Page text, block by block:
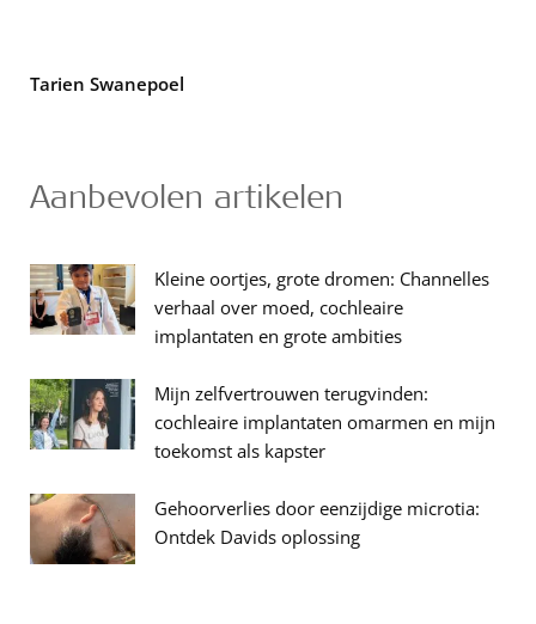
Tarien Swanepoel
Aanbevolen artikelen
Kleine oortjes, grote dromen: Channelles
verhaal over moed, cochleaire
implantaten en grote ambities
Mijn zelfvertrouwen terugvinden:
cochleaire implantaten omarmen en mijn
toekomst als kapster
Gehoorverlies door eenzijdige microtia:
Ontdek Davids oplossing